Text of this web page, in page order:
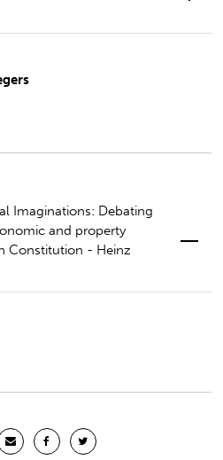
Imaginations: Debating
and property
Constitution - Heinz